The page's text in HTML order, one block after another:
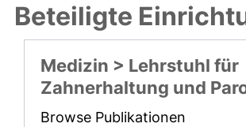
Beteiligte
Medizin > Lehrstuhl für
Zahnerhaltung und
Browse Publikationen